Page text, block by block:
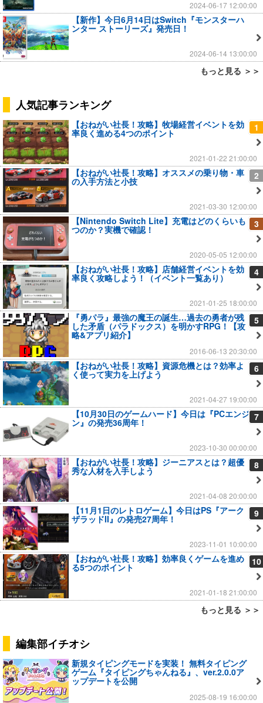
2024-06-17 12:00:00
【新作】今日6月14日はSwitch『モンスターハ
ンター ストーリーズ』発売日！
2024-06-14 13:00:00
もっと見る ＞＞
人気記事ランキング
1
【おねがい社長！攻略】牧場経営イベントを効
率良く進める4つのポイント
2021-01-22 21:00:00
2
【おねがい社長！攻略】オススメの乗り物・車
の入手方法と小技
2021-03-30 12:00:00
3
【Nintendo Switch Lite】充電はどのくらいも
つのか？実機で確認！
2020-05-05 12:00:00
4
【おねがい社長！攻略】店舗経営イベントを効
率良く攻略しよう！（イベント一覧あり）
2021-01-25 18:00:00
5
『勇パラ』最強の魔王の誕生…過去の勇者が残
した矛盾（パラドックス）を明かすRPG！【攻
略&アプリ紹介】
2016-06-13 20:30:00
6
【おねがい社長！攻略】資源危機とは？効率よ
く使って実力を上げよう
2021-04-27 19:00:00
7
【10月30日のゲームハード】今日は『PCエンジ
ン』の発売36周年！
2023-10-30 00:00:00
8
【おねがい社長！攻略】ジーニアスとは？超優
秀な人材を入手しよう
2021-04-08 20:00:00
9
【11月1日のレトロゲーム】今日はPS『アーク
ザラッドII』の発売27周年！
2023-11-01 10:00:00
10
【おねがい社長！攻略】効率良くゲームを進め
る5つのポイント
2021-01-18 21:00:00
もっと見る ＞＞
編集部イチオシ
新規タイピングモードを実装！ 無料タイピング
ゲーム『タイピングちゃんねる』、ver.2.0.0ア
ップデートを公開
2025-08-19 16:00:00